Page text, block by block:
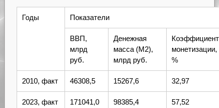
Годы Показатели
ВВП,
млрд
руб.
Денежная
масса (М2),
млрд руб.
Коэффициент
монетизации,
%
2010, факт 46308,5 15267,6 32,97
2023, факт 171041,0 98385,4 57,52